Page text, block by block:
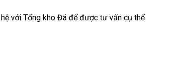
với Tổng kho Đá để được tư vấn cụ thể